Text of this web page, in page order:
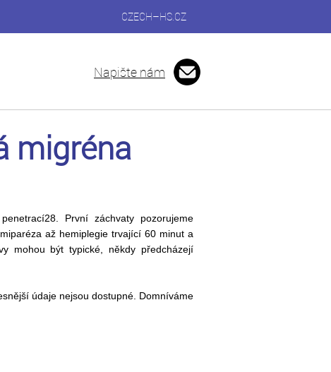
Napište nám
migréna
První záchvaty pozorujeme
až hemiplegie trvající 60 minut a
mohou být typické, někdy předcházejí
údaje nejsou dostupné. Domníváme
CZECH–HS.CZ